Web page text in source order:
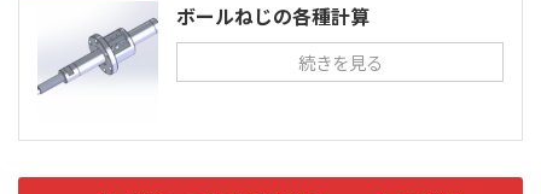
ボールねじの各種計算
続きを見る